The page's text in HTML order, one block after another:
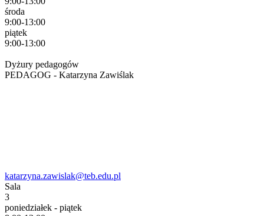
środa
9:00-13:00
piątek
9:00-13:00
Dyżury pedagogów
PEDAGOG - Katarzyna Zawiślak
katarzyna.zawislak@teb.edu.pl
Sala
3
poniedziałek - piątek